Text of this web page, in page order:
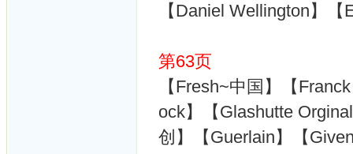
【Daniel Wellington】
第63页
【Fresh~中国】【
ock】【Glashutte
创】【Guerlain】【